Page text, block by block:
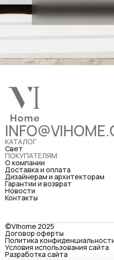
КАТАЛОГ
Свет
ПОКУПАТЕЛЯМ
О компании
Доставка и оплата
Дизайнерам и архитекторам
Гарантии и возврат
Новости
Контакты
©VIhome 2025
Договор оферты
Политика
Условия использования сайта
Разработка сайта